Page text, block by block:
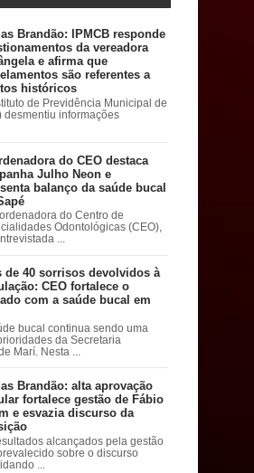
Brandão: IPMCB responde
da vereadora
e afirma que
são referentes a
históricos
de Previdência Municipal de
desmentiu informações
do CEO destaca
Julho Neon e
balanço da saúde bucal
do Centro de
Odontológicas (CEO),
...
de 40 sorrisos devolvidos à
CEO fortalece o
com a saúde bucal em
bucal continua sendo uma
da Secretaria
Marí. Nesta ...
Brandão: alta aprovação
fortalece gestão de Fábio
e esvazia discurso da
alcançados pela gestão
sobre o discurso
...